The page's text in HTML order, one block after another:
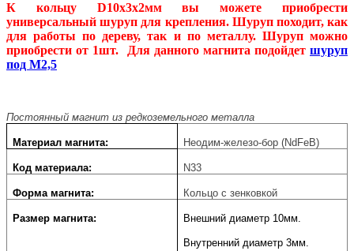
К кольцу D10x3x2мм вы можете приобрести
универсальный шуруп для крепления. Шуруп походит, как
для работы по дереву, так и по металлу. Шуруп можно
приобрести от 1шт. Для данного магнита подойдет шуруп
под М2,5
Постоянный магнит из редкоземельного металла
Материал магнита: Неодим-железо-бор (NdFeB)
Код материала: N33
Форма магнита: Кольцо с зенковкой
Размер магнита: Внешний диаметр 10мм.
Внутренний диаметр 3мм.